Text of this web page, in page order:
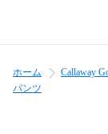
ホーム Callaway
パンツ